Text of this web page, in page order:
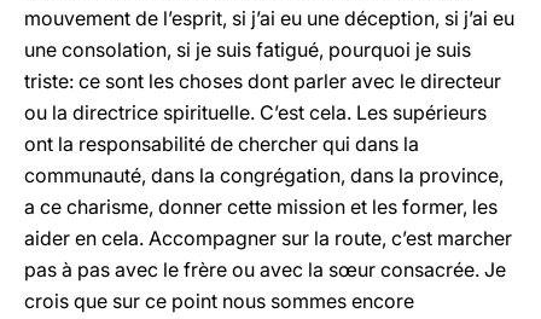
mouvement de l’esprit, si j’ai eu une déception, si j’ai eu
une consolation, si je suis fatigué, pourquoi je suis
triste: ce sont les choses dont parler avec le directeur
ou la directrice spirituelle. C’est cela. Les supérieurs
ont la responsabilité de chercher qui dans la
communauté, dans la congrégation, dans la province,
a ce charisme, donner cette mission et les former, les
aider en cela. Accompagner sur la route, c’est marcher
pas à pas avec le frère ou avec la sœur consacrée. Je
crois que sur ce point nous sommes encore